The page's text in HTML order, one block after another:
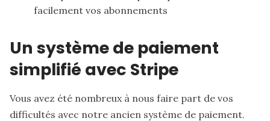
facilement vos abonnements
Un système de paiement
simplifié avec Stripe
Vous avez été nombreux à nous faire part de vos
difficultés avec notre ancien système de paiement.